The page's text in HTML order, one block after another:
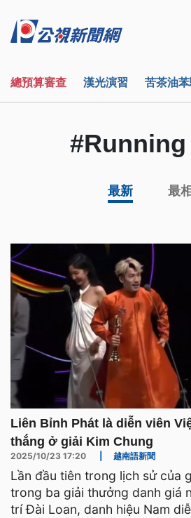
總預算審查 漢光演習 苦茶油
#Running
最新 最
Liên Bỉnh Phát là diễn viên
thắng ở giải Kim Chung
2025/10/23 17:20 越南語新聞
Lần đầu tiên trong lịch sử của
trong ba giải thưởng danh giá
trí Đài Loan, danh hiệu Nam